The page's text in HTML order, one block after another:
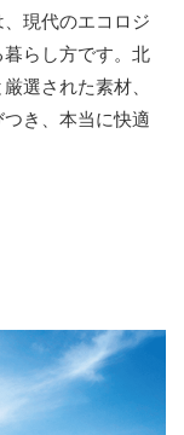
現代のエコロジ
らし方です。北
選された素材、
き、本当に快適